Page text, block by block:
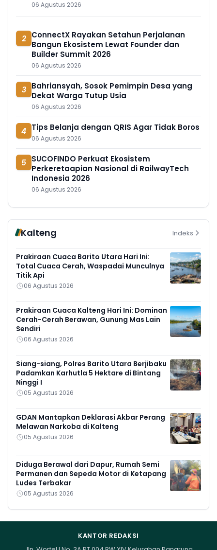
06 Agustus 2026
2 ConnectX Rayakan Setahun Perjalanan
Bangun Ekosistem Lewat Founder dan
Builder Summit 2026
06 Agustus 2026
3 Bahriansyah, Sosok Pemimpin Desa yang
Dekat Warga Tutup Usia
06 Agustus 2026
4 Tips Belanja dengan QRIS Agar Tidak Boros
06 Agustus 2026
5 SUCOFINDO Perkuat Ekosistem
Perkeretaapian Nasional di RailwayTech
Indonesia 2026
06 Agustus 2026
Kalteng Indeks
Prakiraan Cuaca Barito Utara Hari Ini:
Total Cuaca Cerah, Waspadai Munculnya
Titik Api
06 Agustus 2026
Prakiraan Cuaca Kalteng Hari Ini: Dominan
Cerah-Cerah Berawan, Gunung Mas Lain
Sendiri
06 Agustus 2026
Siang-siang, Polres Barito Utara Berjibaku
Padamkan Karhutla 5 Hektare di Bintang
Ninggi I
05 Agustus 2026
GDAN Mantapkan Deklarasi Akbar Perang
Melawan Narkoba di Kalteng
05 Agustus 2026
Diduga Berawal dari Dapur, Rumah Semi
Permanen dan Sepeda Motor di Ketapang
Ludes Terbakar
05 Agustus 2026
KANTOR REDAKSI